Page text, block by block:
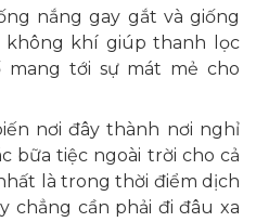
nắng gay gắt và giống
không khí giúp thanh lọc
mang tới sự mát mẻ cho
nơi đây thành nơi nghỉ
bữa tiệc ngoài trời cho cả
là trong thời điểm dịch
chẳng cần phải đi đâu xa